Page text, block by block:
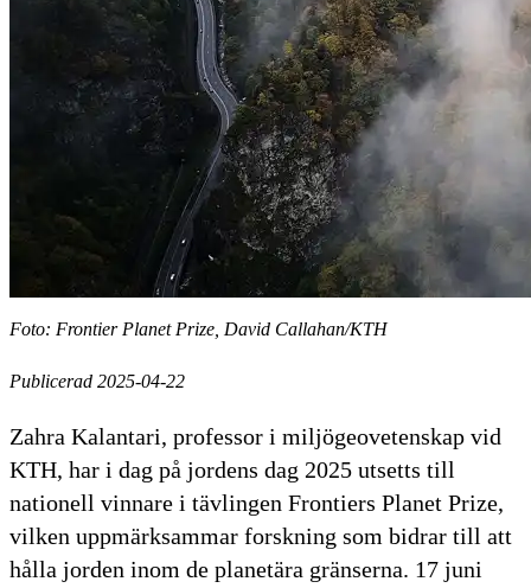
Foto: Frontier Planet Prize, David Callahan/KTH
Publicerad 2025-04-22
Zahra Kalantari, professor i miljögeovetenskap vid
KTH, har i dag på jordens dag 2025 utsetts till
nationell vinnare i tävlingen Frontiers Planet Prize,
vilken uppmärksammar forskning som bidrar till att
hålla jorden inom de planetära gränserna. 17 juni